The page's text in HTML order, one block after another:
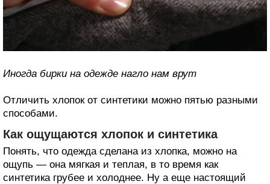
Иногда бирки на одежде нагло нам врут
Отличить хлопок от синтетики можно пятью разными
способами.
Как ощущаются хлопок и синтетика
Понять, что одежда сделана из хлопка, можно на
ощупь — она мягкая и теплая, в то время как
синтетика грубее и холоднее. Ну а еще настоящий